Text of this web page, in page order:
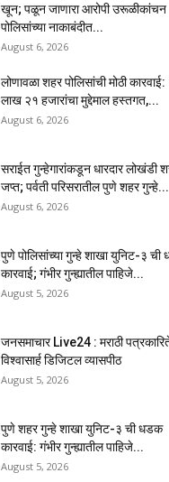
खून; पळून जाणारा आरोपी उरूळीकांचन
पोलिसांच्या नाकाबंदीत...
August 6, 2026
लोणावळा शहर पोलिसांची मोठी कारवाई:
लाख २१ हजारांचा मुद्देमाल हस्तगत,...
August 6, 2026
सराईत गुन्हेगारांकडून धारदार लोखंडी
जप्त; पर्वती परिसरातील पुणे शहर गुन्हे...
August 6, 2026
पुणे पोलिसांच्या गुन्हे शाखा युनिट-३
कारवाई; गंभीर गुन्ह्यातील पाहिजे...
August 5, 2026
जनसमाचार Live24 : मराठी
विश्वासार्ह डिजिटल व्यासपीठ
August 5, 2026
पुणे शहर गुन्हे शाखा युनिट-३ ची धडक
कारवाई: गंभीर गुन्ह्यातील पाहिजे...
August 5, 2026